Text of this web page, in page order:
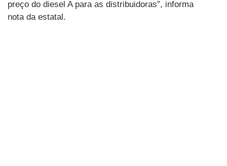
preço do diesel A para as distribuidoras”, informa
nota da estatal.